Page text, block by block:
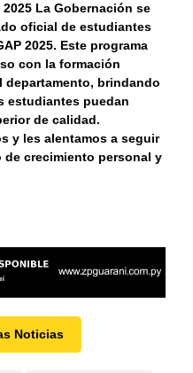
La Gobernación se
oficial de estudiantes
2025. Este programa
con la formación
departamento, brindando
estudiantes puedan
de calidad.
y les alentamos a seguir
de crecimiento personal y
Noticias